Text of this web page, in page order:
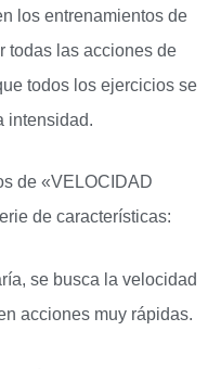
los entrenamientos de
todas las acciones de
todos los ejercicios se
intensidad.
de «VELOCIDAD
de características:
se busca la velocidad
acciones muy rápidas.